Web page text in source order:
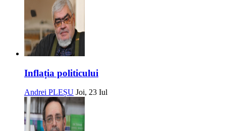
Inflația politicului
Andrei PLEȘU Joi, 23 Iul